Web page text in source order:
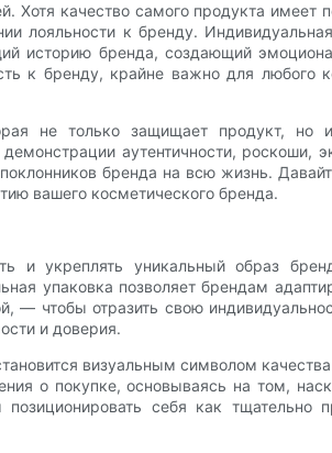
Хотя качество самого продукта имеет
лояльности к бренду.
историю бренда, создающий
к бренду, крайне важно для любого
не только защищает продукт, но
аутентичности, роскоши,
бренда на всю жизнь.
вашего косметического бренда.
и укреплять уникальный образ
упаковка позволяет брендам
— чтобы отразить свою
и доверия.
визуальным символом
о покупке, основываясь на том,
позиционировать себя как тщательно